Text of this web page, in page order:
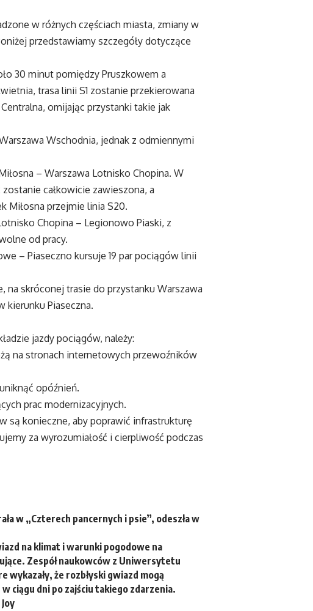
w różnych częściach miasta, zmiany w
przedstawiamy szczegóły dotyczące
30 minut pomiędzy Pruszkowem a
trasa linii S1 zostanie przekierowana
omijając przystanki takie jak
Wschodnia, jednak z odmiennymi
– Warszawa Lotnisko Chopina. W
całkowicie zawieszona, a
Miłosna przejmie linia S20.
Chopina – Legionowo Piaski, z
od pracy.
– Piaseczno kursuje 19 par pociągów linii
skróconej trasie do przystanku Warszawa
kierunku Piaseczna.
jazdy pociągów, należy:
na stronach internetowych przewoźników
opóźnień.
prac modernizacyjnych.
są konieczne, aby poprawić infrastrukturę
za wyrozumiałość i cierpliwość podczas
w „Czterech pancernych i psie”, odeszła w
na klimat i warunki pogodowe na
Zespół naukowców z Uniwersytetu
że rozbłyski gwiazd mogą
ciągu dni po zajściu takiego zdarzenia.